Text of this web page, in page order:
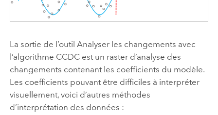
La sortie de l’outil Analyser les changements avec
l’algorithme CCDCest un raster d’analyse des
changements contenant les coefficients du modèle.
Les coefficients pouvant être difficiles à interpréter
visuellement, voici d’autres méthodes
d’interprétation des données :